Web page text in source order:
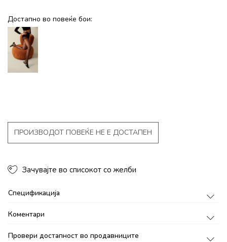
Достапно во повеќе бои:
ПРОИЗВОДОТ ПОВЕЌЕ НЕ Е ДОСТАПЕН
Зачувајте во списокот со желби
Спецификација
Коментари
Провери достапност во продавниците